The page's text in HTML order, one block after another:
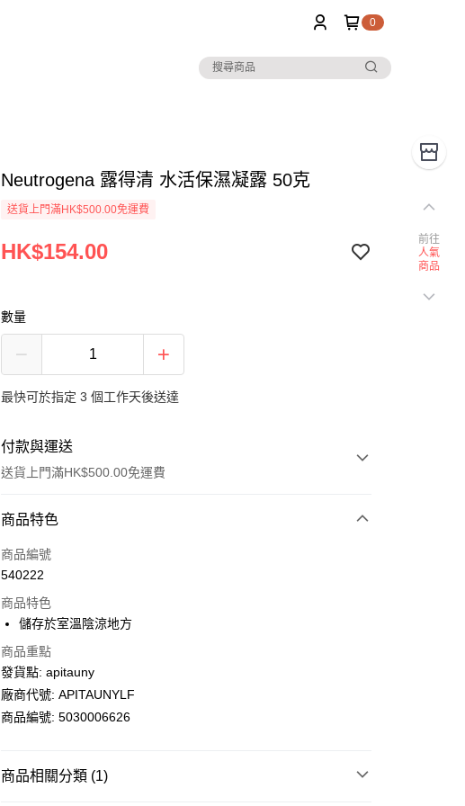
0
Neutrogena 露得清 水活保濕凝露 50克
送貨上門滿HK$500.00免運費
HK$154.00
數量
最快可於指定 3 個工作天後送達
付款與運送
送貨上門滿HK$500.00免運費
付款方式
信用卡
PayMe
WeChat Pay
送貨方式
每筆HK$100.00，滿HK$500.00或以上免運費
商品特色
商品編號
540222
商品特色
儲存於室溫陰涼地方
商品重點
發貨點: apitauny
廠商代號: APITAUNYLF
商品編號: 5030006626
商品相關分類 (1)
前往
人氣
商品